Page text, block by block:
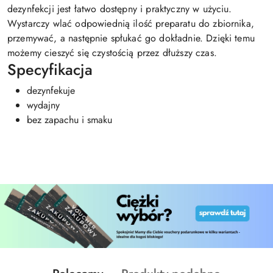
dezynfekcji jest łatwo dostępny i praktyczny w użyciu.
Wystarczy wlać odpowiednią ilość preparatu do zbiornika,
przemywać, a następnie spłukać go dokładnie. Dzięki temu
możemy cieszyć się czystością przez dłuższy czas.
Specyfikacja
dezynfekuje
wydajny
bez zapachu i smaku